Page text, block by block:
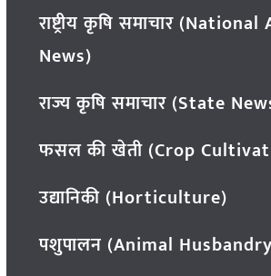
राष्ट्रीय कृषि समाचार
News)
राज्य कृषि समाचार (State
फसल की खेती (Crop
उद्यानिकी (Horticulture)
पशुपालन (Animal